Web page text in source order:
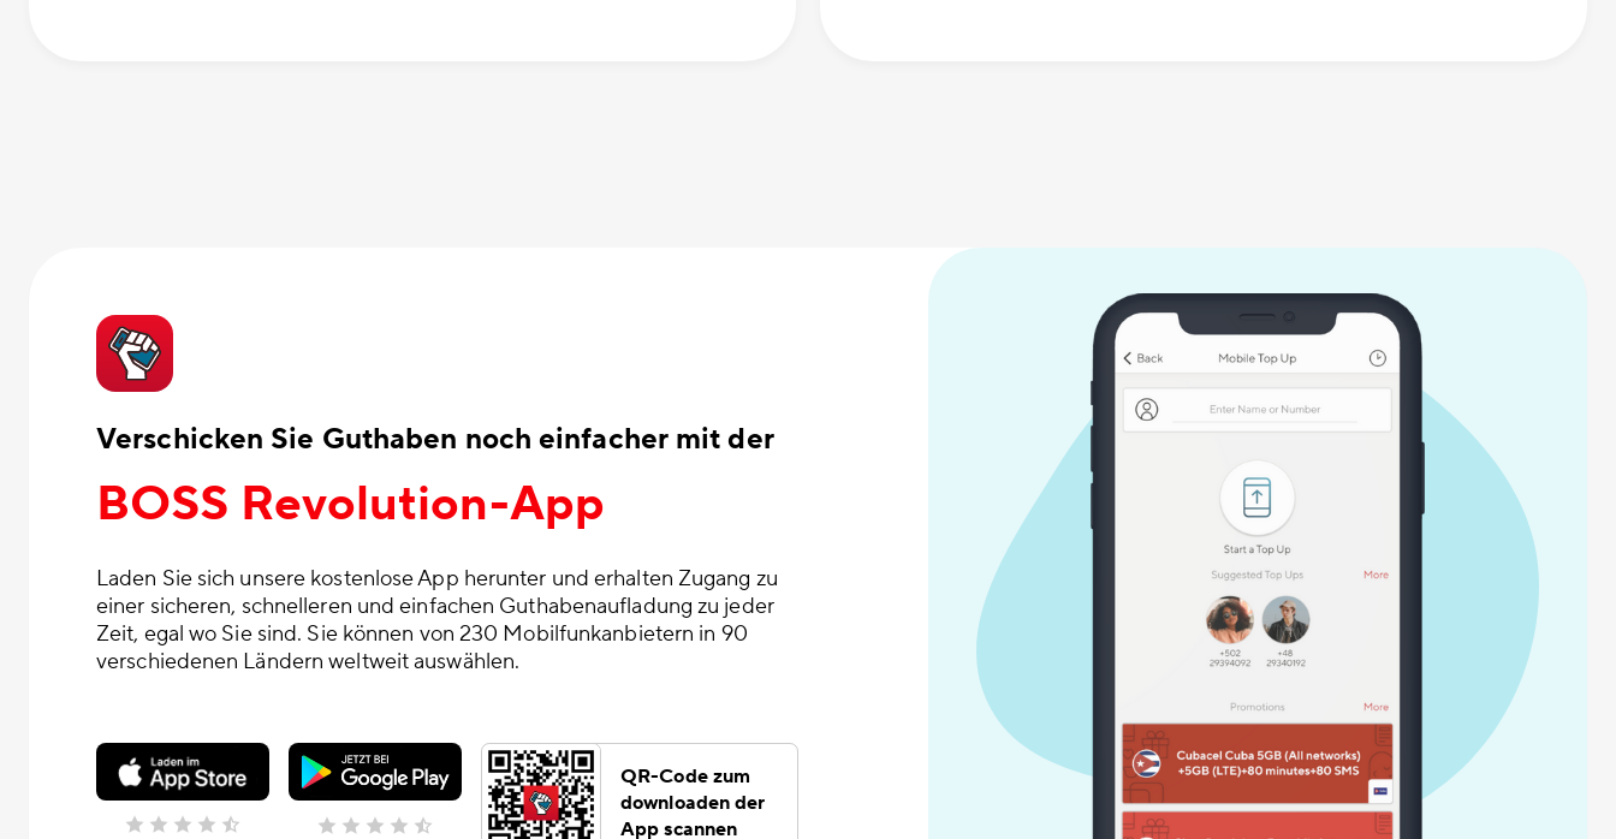
Verschicken Sie Guthaben noch einfacher mit der
BOSS Revolution-App
Laden Sie sich unsere kostenlose App herunter und erhalten Zugang zu
einer sicheren, schnelleren und einfachen Guthabenaufladung zu jeder
Zeit, egal wo Sie sind. Sie können von 230 Mobilfunkanbietern in 90
verschiedenen Ländern weltweit auswählen.
QR-Code zum
downloaden der
App scannen